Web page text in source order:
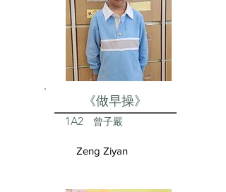
《做早操》
1A2 曾子嚴
Zeng Ziyan